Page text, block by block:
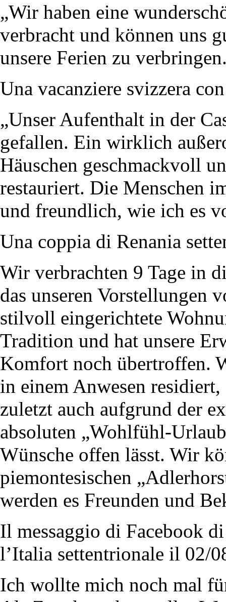
„Wir haben eine
verbracht und können uns
unsere Ferien zu
Una vacanziere svizzera
„Unser Aufenthalt in der
gefallen. Ein wirklich
Häuschen geschmackvoll
restauriert. Die Menschen
und freundlich, wie ich es
Una coppia di Renania
Wir verbrachten 9 Tage in
das unseren Vorstellungen
stilvoll eingerichtete
Tradition und hat unsere
Komfort noch übertroffen.
in einem Anwesen
zuletzt auch aufgrund der
absoluten „Wohlfühl-
Wünsche offen lässt. Wir
piemontesischen
werden es Freunden und
Il messaggio di Facebook
l’Italia settentrionale il 02/
Ich wollte mich noch mal